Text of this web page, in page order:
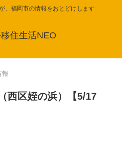
、福岡市の情報をおとどけします
住生活NEO
報
西区姪の浜）【5/17